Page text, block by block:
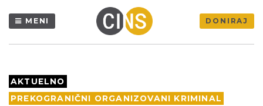
MENI DONIRAJ
AKTUELNO
PREKOGRANIČNI ORGANIZOVANI KRIMINAL